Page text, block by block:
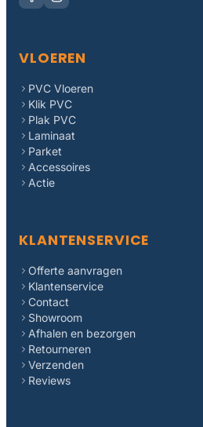
VLOEREN
PVC Vloeren
Klik PVC
Plak PVC
Laminaat
Parket
Accessoires
Actie
KLANTENSERVICE
Offerte aanvragen
Klantenservice
Contact
Showroom
Afhalen en bezorgen
Retourneren
Verzenden
Reviews